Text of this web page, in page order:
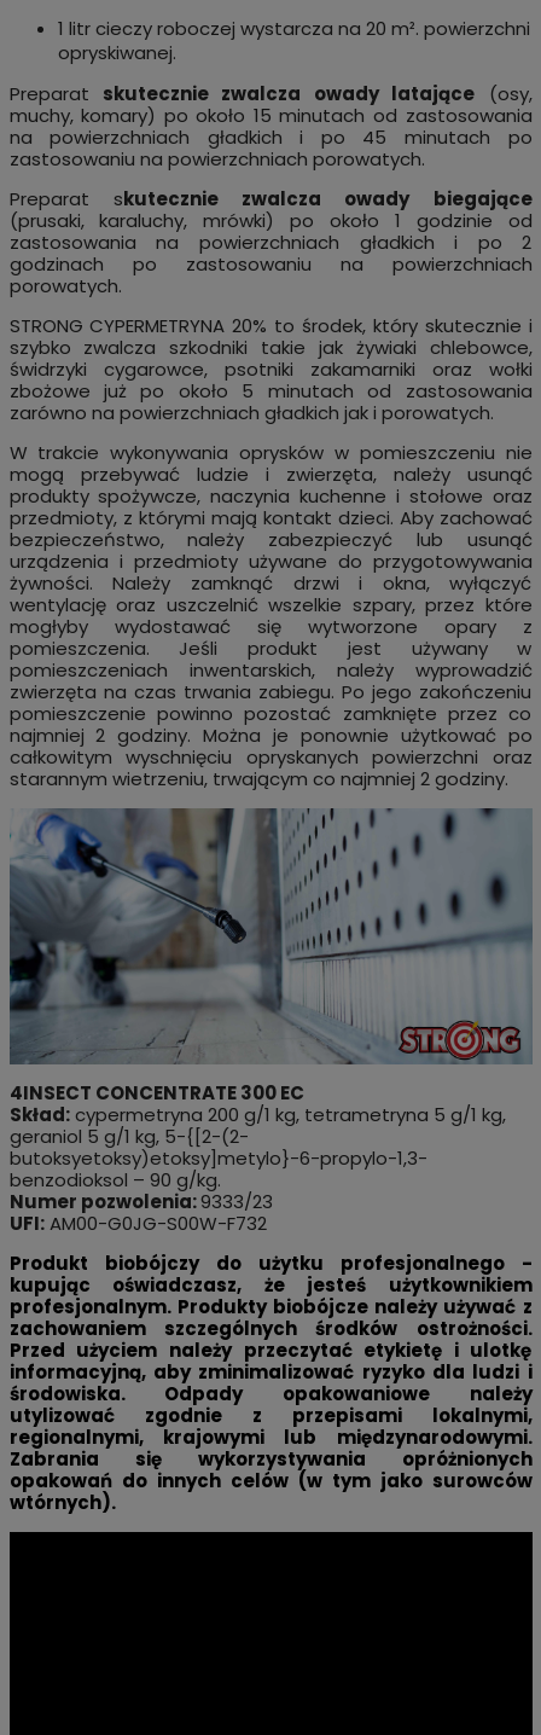
1 litr cieczy roboczej wystarcza na 20 m². powierzchni
opryskiwanej.
Preparat skutecznie zwalcza owady latające (osy,
muchy, komary) po około 15 minutach od zastosowania
na powierzchniach gładkich i po 45 minutach po
zastosowaniu na powierzchniach porowatych.
Preparat skutecznie zwalcza owady biegające
(prusaki, karaluchy, mrówki) po około 1 godzinie od
zastosowania na powierzchniach gładkich i po 2
godzinach po zastosowaniu na powierzchniach
porowatych.
STRONG CYPERMETRYNA 20% to środek, który skutecznie i
szybko zwalcza szkodniki takie jak żywiaki chlebowce,
świdrzyki cygarowce, psotniki zakamarniki oraz wołki
zbożowe już po około 5 minutach od zastosowania
zarówno na powierzchniach gładkich jak i porowatych.
W trakcie wykonywania oprysków w pomieszczeniu nie
mogą przebywać ludzie i zwierzęta, należy usunąć
produkty spożywcze, naczynia kuchenne i stołowe oraz
przedmioty, z którymi mają kontakt dzieci. Aby zachować
bezpieczeństwo, należy zabezpieczyć lub usunąć
urządzenia i przedmioty używane do przygotowywania
żywności. Należy zamknąć drzwi i okna, wyłączyć
wentylację oraz uszczelnić wszelkie szpary, przez które
mogłyby wydostawać się wytworzone opary z
pomieszczenia. Jeśli produkt jest używany w
pomieszczeniach inwentarskich, należy wyprowadzić
zwierzęta na czas trwania zabiegu. Po jego zakończeniu
pomieszczenie powinno pozostać zamknięte przez co
najmniej 2 godziny. Można je ponownie użytkować po
całkowitym wyschnięciu opryskanych powierzchni oraz
starannym wietrzeniu, trwającym co najmniej 2 godziny.
4INSECT CONCENTRATE 300 EC
Skład:cypermetryna 200 g/1 kg, tetrametryna 5 g/1 kg,
geraniol 5 g/1 kg, 5-{[2-(2-
butoksyetoksy)etoksy]metylo}-6-propylo-1,3-
benzodioksol – 90 g/kg.
Numer pozwolenia:9333/23
UFI:AM00-G0JG-S00W-F732
Produkt biobójczy do użytku profesjonalnego -
kupując oświadczasz, że jesteś użytkownikiem
profesjonalnym. Produkty biobójcze należy używać z
zachowaniem szczególnych środków ostrożności.
Przed użyciem należy przeczytać etykietę i ulotkę
informacyjną, aby zminimalizować ryzyko dla ludzi i
środowiska. Odpady opakowaniowe należy
utylizować zgodnie z przepisami lokalnymi,
regionalnymi, krajowymi lub międzynarodowymi.
Zabrania się wykorzystywania opróżnionych
opakowań do innych celów (w tym jako surowców
wtórnych).